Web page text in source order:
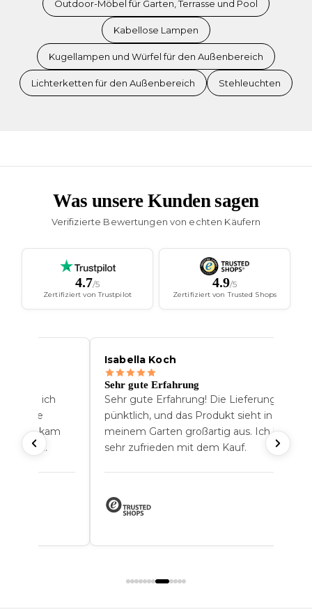
Outdoor-Möbel für Garten, Terrasse und Pool
Kabellose Lampen
Kugellampen und Würfel für den Außenbereich
Lichterketten für den Außenbereich Stehleuchten
Was unsere Kunden sagen
Verifizierte Bewertungen von echten Käufern
4.7/5
Zertifiziert von Trustpilot
4.9/5
Zertifiziert von Trusted Shops
weil ich
die
kam
Isabella Koch
Sehr gute Erfahrung
Sehr gute Erfahrung! Die Lieferung kam
pünktlich, und das Produkt sieht in
meinem Garten großartig aus. Ich bin
sehr zufrieden mit dem Kauf.